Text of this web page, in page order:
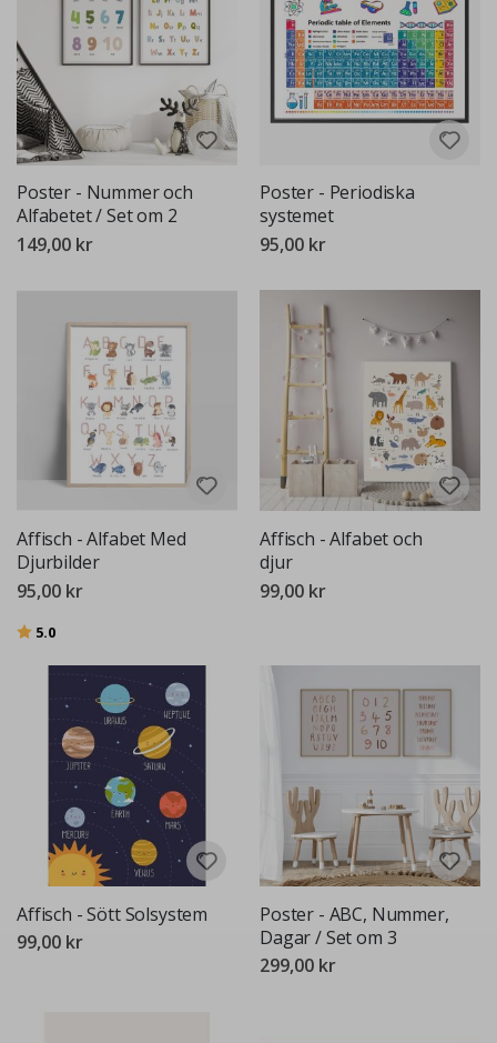
Poster - Nummer och
Alfabetet / Set om 2
149,00 kr
Poster - Periodiska
systemet
95,00 kr
Affisch - Alfabet Med
Djurbilder
95,00 kr
Betyg:
5.0
Affisch - Alfabet och
djur
99,00 kr
Affisch - Sött Solsystem
99,00 kr
Poster - ABC, Nummer,
Dagar / Set om 3
299,00 kr